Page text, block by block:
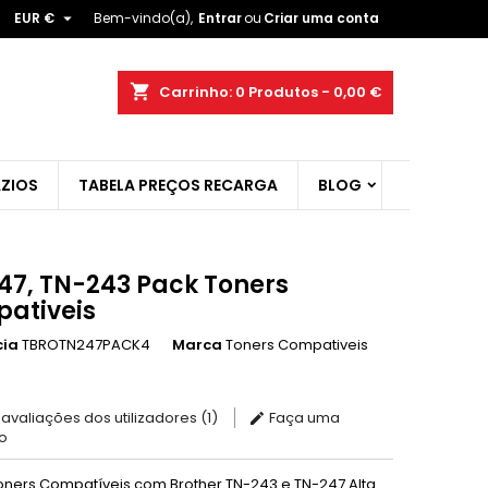
Bem-vindo(a), Entrarou Criar uma conta
EUR € 
shopping_cart Carrinho: 0 Produtos - 0,00 €
TABELA PREÇOS RECARGA BLOG
TN-243 Pack Toners
TBROTN247PACK4 Marca Toners Compativeis
avaliações dos utilizadores (1)
Faça uma